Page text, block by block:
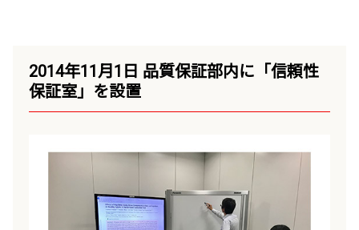
2014年11月1日 品質保証部内に「信頼性
保証室」を設置